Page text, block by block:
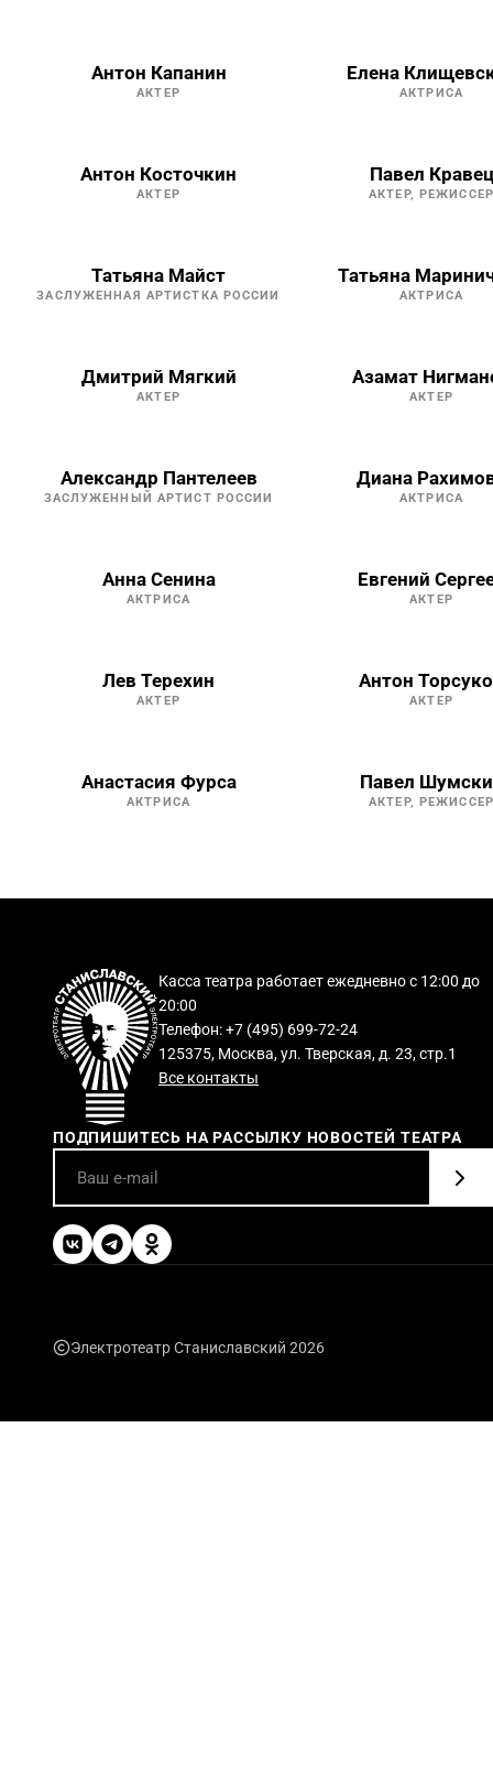
Антон Капанин
АКТЕР
Елена
АКТРИСА
Антон Косточкин
АКТЕР
Павел Кравец
АКТЕР, РЕЖИССЕР
Татьяна Майст
ЗАСЛУЖЕННАЯ АРТИСТКА РОССИИ
Татьяна
АКТРИСА
Дмитрий Мягкий
АКТЕР
Азамат
АКТЕР
Александр Пантелеев
ЗАСЛУЖЕННЫЙ АРТИСТ РОССИИ
Диана
АКТРИСА
Анна Сенина
АКТРИСА
Евгений
АКТЕР
Лев Терехин
АКТЕР
Антон
АКТЕР
Анастасия Фурса
АКТРИСА
Павел
АКТЕР, РЕЖИССЕР
Касса театра работает ежедневно с 12:00 до
20:00
Телефон: +7 (495) 699-72-24
125375, Москва, ул. Тверская, д. 23, стр.1
Все контакты
ПОДПИШИТЕСЬ НА РАССЫЛКУ НОВОСТЕЙ ТЕАТРА
Электротеатр Станиславский 2026